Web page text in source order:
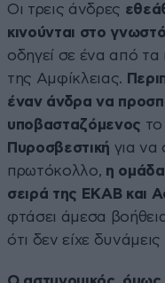
Οι τρεις άνδρες
κινούνται στο
οδηγεί σε ένα από τα
της Αμφίκλειας.
έναν άνδρα να
υποβασταζόμενος
Πυροσβεστική για
πρωτόκολλο, η
σειρά της ΕΚΑΒ και
φτάσει άμεσα
ότι δεν είχε